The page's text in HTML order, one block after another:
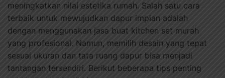
meningkatkan nilai estetika rumah. Salah satu cara
terbaik untuk mewujudkan dapur impian adalah
dengan menggunakan jasa buat kitchen set murah
yang profesional. Namun, memilih desain yang tepat
sesuai ukuran dan tata ruang dapur bisa menjadi
tantangan tersendiri. Berikut beberapa tips penting